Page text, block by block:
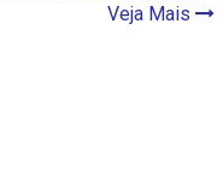
Veja Mais